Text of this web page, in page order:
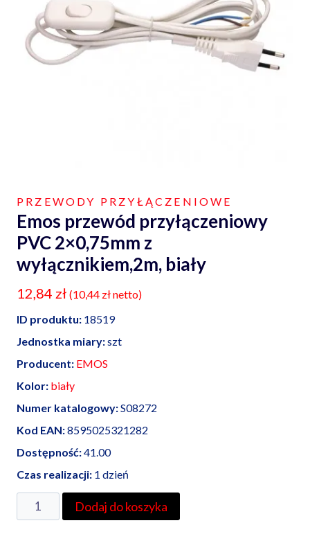
PRZEWODY PRZYŁĄCZENIOWE
Emos przewód przyłączeniowy
PVC 2×0,75mm z
wyłącznikiem,2m, biały
12,84 zł (10,44 złnetto)
ID produktu: 18519
Jednostka miary:szt
Producent: EMOS
Kolor: biały
Numer katalogowy:S08272
Kod EAN:8595025321282
Dostępność:41.00
Czas realizacji: 1 dzień
ilość
Emos
Dodaj do koszyka